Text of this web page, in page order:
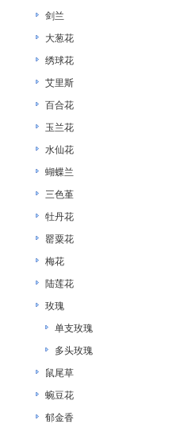
剑兰
大葱花
绣球花
艾里斯
百合花
玉兰花
水仙花
蝴蝶兰
三色堇
牡丹花
罂粟花
梅花
陆莲花
玫瑰
单支玫瑰
多头玫瑰
鼠尾草
蜿豆花
郁金香